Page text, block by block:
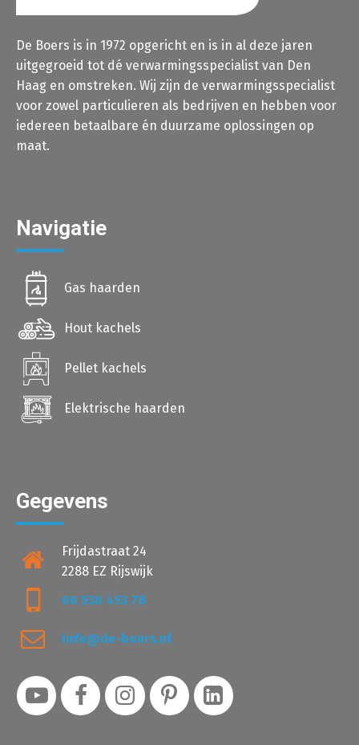
De Boers is in 1972 opgericht en is in al deze jaren
uitgegroeid tot dé verwarmingsspecialist van Den
Haag en omstreken. Wij zijn de verwarmingsspecialist
voor zowel particulieren als bedrijven en hebben voor
iedereen betaalbare én duurzame oplossingen op
maat.
Navigatie
Gas haarden
Hout kachels
Pellet kachels
Elektrische haarden
Gegevens
Frijdastraat 24
2288 EZ Rijswijk
06 536 453 78
info@de-boers.nl